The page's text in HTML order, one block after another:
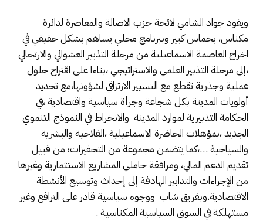
ويقود جواد الشامي لائحة حزب الاصالة والمعاصرة لدائرة
مكناس، بحماس كبير وببرنامج محلي يساهم بشكل حقيقي في
اخراج العاصمة الاسماعيلية من مرحلة التذبير العشوائي والارتجالي
،إلى مرحلة التذبير العلمي والاستراتيجي ،بناءا على اقتراح حلول
عملية وجذرية تقطع مع التسيير الارتزاقي لشؤونها،مع تحديد
أولويات المدينة بكل شجاعة وجرأة سياسية واقتصادية ،في
الحكامة التذبيرية لموارد المدينة والانخراط في النموذج التنموي
الجديد ،بمؤهلات الحاضرة الاسماعيلية ،الفلاحية والبشرية
والسياحية …،كما يتضمن مجموعة من التحفيزات؛ من قبيل
تقديم الدعم المالي، ومرافقة حاملي المشاريع الاستثمارية وغيرها
من الإجراءات والتدابير الهادفة إلى إحداث وتوسيع الأنشطة
الاقتصادية.وبفريق شاب ووجوه سياسية قادر على الترافع وغير
مستهلكة في السوق السياسية المكناسية .